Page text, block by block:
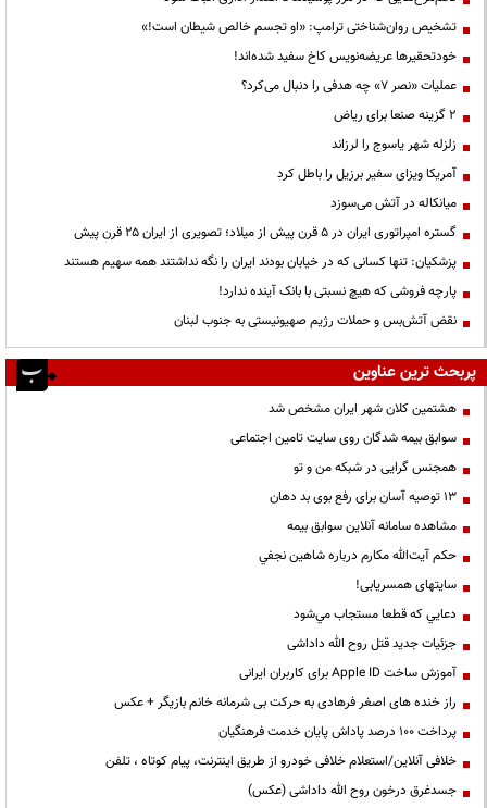
تشخیص روان‌شناختی ترامپ: «او تجسم خالص شیطان است!»
خودتحقیرها عریضه‌نویس کاخ سفید شده‌اند!
عملیات «نصر ۷» چه هدفی را دنبال می‌کرد؟
۲ گزینه صنعا برای ریاض
زلزله شهر یاسوج را لرزاند
آمریکا ویزای سفیر برزیل را باطل کرد
میانکاله در آتش می‌سوزد
گستره امپراتوری ایران در ۵ قرن پیش از میلاد؛ تصویری از ایران ۲۵ قرن پیش
پزشکیان: تنها کسانی که در خیابان بودند ایران را نگه نداشتند همه سهیم هستند
پارچه فروشی که هیچ نسبتی با بانک آینده ندارد!
نقض آتش‌بس و حملات رژیم صهیونیستی به جنوب لبنان
پربحث ترین عناوین
هشتمین کلان شهر ایران مشخص شد
سوابق بیمه شدگان روی سایت تامین اجتماعی
همجنس گرایی در شبکه من و تو
13 توصیه آسان برای رفع بوی بد دهان
مشاهده سامانه آنلاين سوابق بیمه
حكم آيت‌الله مكارم درباره شاهين نجفي
سایتهای همسریابی!
دعايي كه قطعا مستجاب مي‌شود
جزئیات جدید قتل روح الله داداشی
آموزش ساخت Apple ID برای کاربران ایرانی
راز خنده های اصغر فرهادی به حرکت بی شرمانه خانم بازیگر + عکس
پرداخت ۱۰۰ درصد پاداش پایان خدمت فرهنگیان
خلافی آنلاین/استعلام خلافی خودرو از طریق اینترنت، پیام کوتاه ، تلفن
جسدغرق درخون روح الله داداشی (عکس)